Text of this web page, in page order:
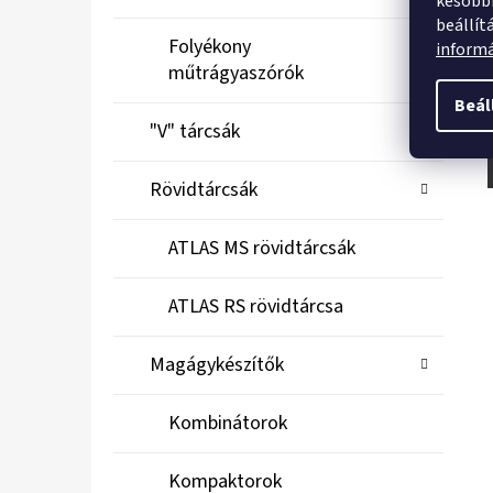
Folyékony
műtrágyaszórók
"V" tárcsák
Rövidtárcsák
ATLAS MS rövidtárcsák
ATLAS RS rövidtárcsa
Magágykészítők
Kombinátorok
Kompaktorok